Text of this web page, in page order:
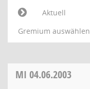
Aktuell
Gremium auswählen
MI 04.06.2003